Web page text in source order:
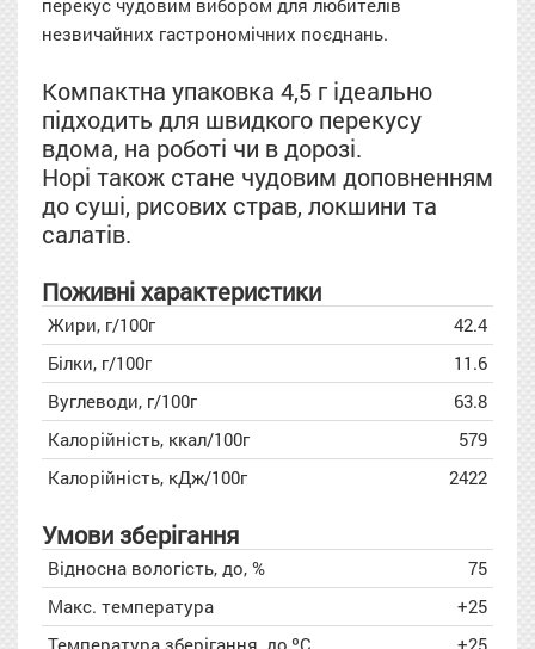
незвичайних гастрономічних поєднань.
Компактна упаковка 4,5 г ідеально
підходить для швидкого перекусу
вдома, на роботі чи в дорозі.
Норі також стане чудовим доповненням
до суші, рисових страв, локшини та
салатів.
Поживні характеристики
Жири, г/100г
42.4
Білки, г/100г
11.6
Вуглеводи, г/100г
63.8
Калорійність, ккал/100г
579
Калорійність, кДж/100г
2422
Умови зберігання
Відносна вологість, до, %
75
Макс. температура
+25
Температура зберігання, до,ºC
+25